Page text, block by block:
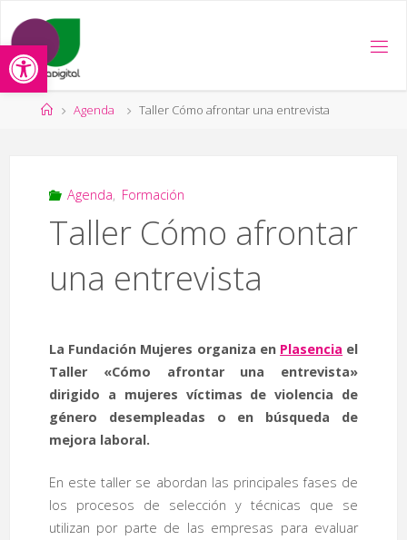
Abrir barra de herramientas
contenido
PáginaAgenda Taller Cómo afrontar una entrevista
Agenda, Formación
Taller Cómo afrontar
una entrevista
La Fundación Mujeres organiza en Plasencia el
Taller «Cómo afrontar una entrevista»
dirigido a mujeres víctimas de violencia de
género desempleadas o en búsqueda de
mejora laboral.
En este taller se abordan las principales fases de
los procesos de selección y técnicas que se
utilizan por parte de las empresas para evaluar